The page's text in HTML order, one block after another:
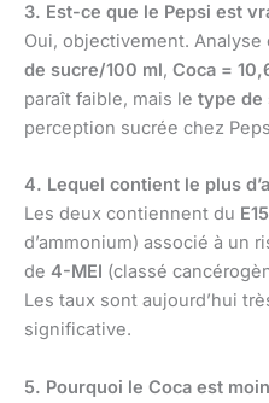
3. Est-ce que le Pepsi est
Oui, objectivement. Analyse
de sucre/100 ml, Coca =
paraît faible, mais le type de
perception sucrée chez
4. Lequel contient le plus
Les deux contiennent du
d’ammonium) associé à un
de 4-MEI (classé
Les taux sont aujourd’hui
significative.
5. Pourquoi le Coca est